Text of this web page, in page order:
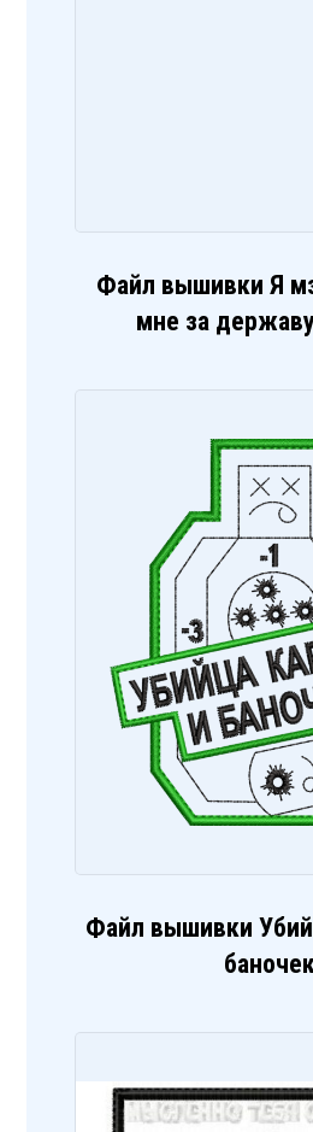
Файл вышивки Я
мне за
Файл вышивки